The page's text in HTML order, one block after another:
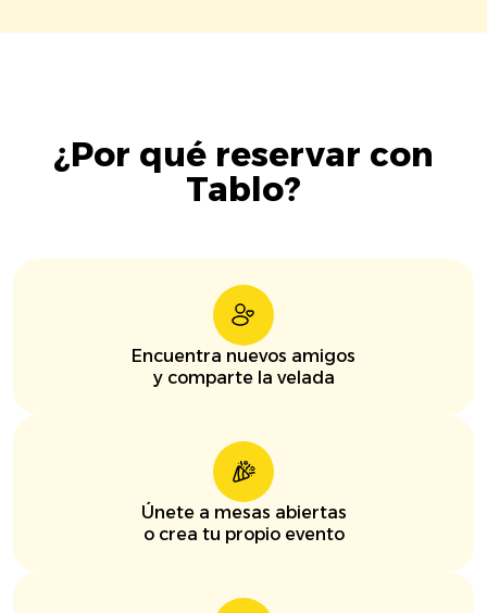
¿Por qué reservar con
Tablo?
Encuentra nuevos amigos
y comparte la velada
Únete a mesas abiertas
o crea tu propio evento